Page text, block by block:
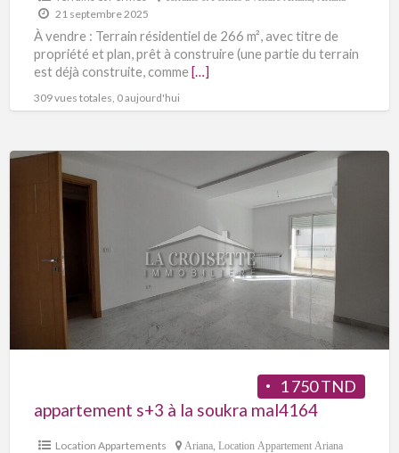
21 septembre 2025
À vendre : Terrain résidentiel de 266 m², avec titre de
propriété et plan, prêt à construire (une partie du terrain
est déjà construite, comme […]
309 vues totales, 0 aujourd'hui
1 750 TND
appartement s+3 à la soukra mal4164
Location Appartements Ariana, Location Appartement Ariana